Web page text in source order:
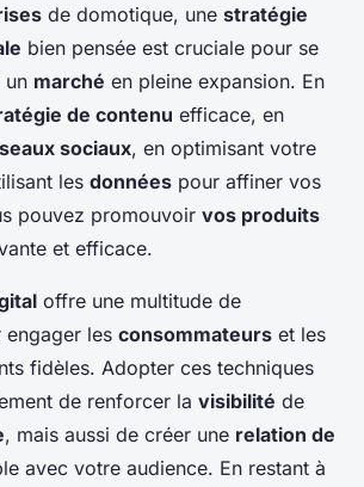
de domotique, une stratégie
bien pensée est cruciale pour se
un marché en pleine expansion. En
de contenu efficace, en
sociaux, en optimisant votre
les données pour affiner vos
pouvez promouvoir vos produits
et efficace.
offre une multitude de
les consommateurs et les
fidèles. Adopter ces techniques
de renforcer la visibilité de
, mais aussi de créer une relation de
avec votre audience. En restant à